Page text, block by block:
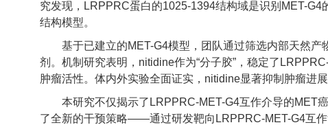
究发现，LRPPRC蛋白的1025-1394结构域是识别MET-
结构模型。
基于已建立的MET-G4模型，团队通过筛选内部天然
剂。机制研究表明，nitidine作为“分子胶”，稳定了
肿瘤活性。体内外实验全面证实，nitidine显著抑制肿瘤进展
本研究不仅揭示了LRPPRC-MET-G4互作介导的MET
了全新的干预策略——通过研发靶向LRPPRC-MET-G4互